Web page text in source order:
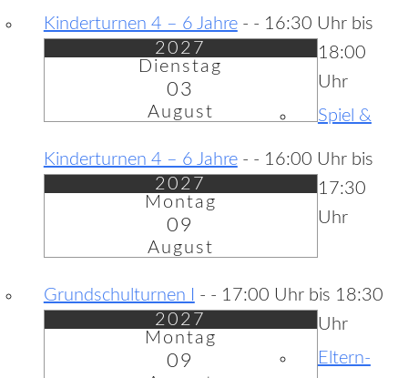
Kinderturnen 4 – 6 Jahre-
2027
Dienstag
03
August
- 16:30 Uhr bis
18:00
Uhr
Spiel &
Kinderturnen 4 – 6 Jahre-
2027
Montag
09
August
- 16:00 Uhr bis
17:30
Uhr
Grundschulturnen I
-
2027
Montag
09
- 17:00 Uhr bis 18:30
Uhr
Eltern-